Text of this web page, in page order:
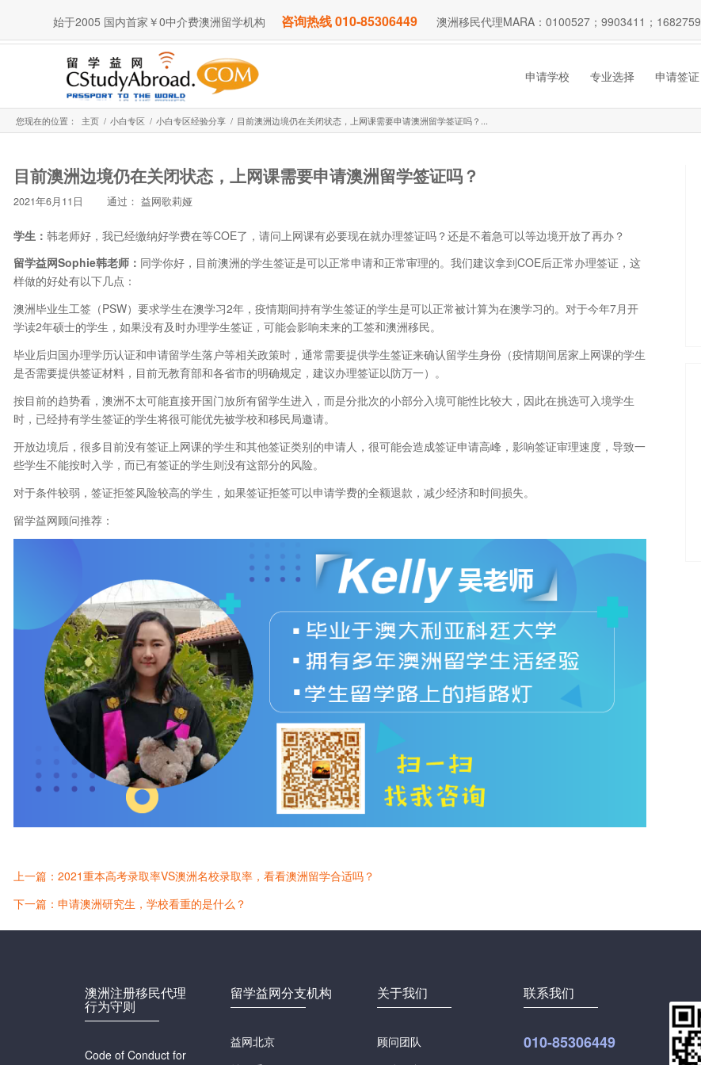
始于2005 国内首家￥0中介费澳洲留学机构 咨询热线 010-85306449 澳洲移民代理MARA：0100527；9903411；1682759
申请学校 专业选择 申请签证
您现在的位置： 主页 / 小白专区 / 小白专区经验分享 / 目前澳洲边境仍在关闭状态，上网课需要申请澳洲留学签证吗？...
目前澳洲边境仍在关闭状态，上网课需要申请澳洲留学签证吗？
2021年6月11日 通过： 益网歌莉娅
学生： 韩老师好，我已经缴纳好学费在等COE了，请问上网课有必要现在就办理签证吗？还是不着急可以等边境开放了再办？
留学益网Sophie韩老师： 同学你好，目前澳洲的学生签证是可以正常申请和正常审理的。我们建议拿到COE后正常办理签证，这
样做的好处有以下几点：
澳洲毕业生工签（PSW）要求学生在澳学习2年，疫情期间持有学生签证的学生是可以正常被计算为在澳学习的。对于今年7月开
学读2年硕士的学生，如果没有及时办理学生签证，可能会影响未来的工签和澳洲移民。
毕业后归国办理学历认证和申请留学生落户等相关政策时，通常需要提供学生签证来确认留学生身份（疫情期间居家上网课的学生
是否需要提供签证材料，目前无教育部和各省市的明确规定，建议办理签证以防万一）。
按目前的趋势看，澳洲不太可能直接开国门放所有留学生进入，而是分批次的小部分入境可能性比较大，因此在挑选可入境学生
时，已经持有学生签证的学生将很可能优先被学校和移民局邀请。
开放边境后，很多目前没有签证上网课的学生和其他签证类别的申请人，很可能会造成签证申请高峰，影响签证审理速度，导致一
些学生不能按时入学，而已有签证的学生则没有这部分的风险。
对于条件较弱，签证拒签风险较高的学生，如果签证拒签可以申请学费的全额退款，减少经济和时间损失。
留学益网顾问推荐：
上一篇：2021重本高考录取率VS澳洲名校录取率，看看澳洲留学合适吗？
下一篇：申请澳洲研究生，学校看重的是什么？
澳洲注册移民代理
行为守则
Code of Conduct for
留学益网分支机构
益网北京
关于我们
顾问团队
联系我们
010-85306449